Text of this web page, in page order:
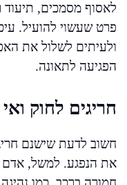
לאסוף מסמכים,
פרט שעשוי להועיל.
ולעיתים לשלול את
הפגיעה לתאונה.
חריגים לחוק ואי
חשוב לדעת שישנם
את הנפגע. למשל, אדם